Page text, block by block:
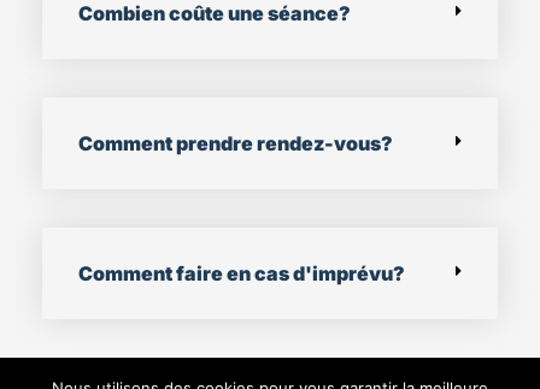
Combien coûte une séance?
Comment prendre rendez-vous?
Comment faire en cas d'imprévu?